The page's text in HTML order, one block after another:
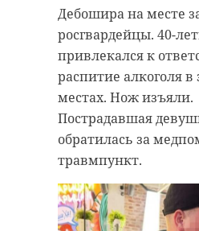
Дебошира на месте
росгвардейцы. 40-
привлекался к
распитие алкоголя
местах. Нож изъяли.
Пострадавшая
обратилась за
травмпункт.
1 сентября. В саду
групп для малышей
Внутри обустроены
и физкультурный
логопеда и
прачечная и
территории —
площадки.
областном
проект «Борщевик
контролем»
планомерное
опасного растения.
естественной
угрожает здоровью
В
планируется